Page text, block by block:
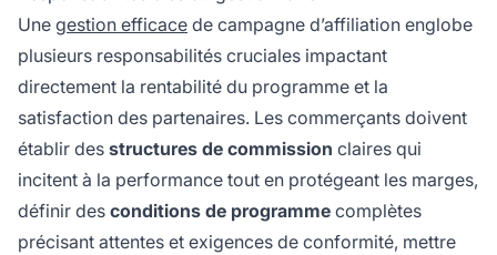
Une gestion efficace de campagne d’affiliation englobe
plusieurs responsabilités cruciales impactant
directement la rentabilité du programme et la
satisfaction des partenaires. Les commerçants doivent
établir des structures de commission claires qui
incitent à la performance tout en protégeant les marges,
définir des conditions de programme complètes
précisant attentes et exigences de conformité, mettre